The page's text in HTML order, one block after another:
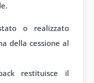
o realizzato
della cessione al
restituisce il